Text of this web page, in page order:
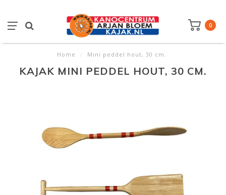
0
Home / Mini peddel hout, 30 cm.
KAJAK MINI PEDDEL HOUT, 30 CM.